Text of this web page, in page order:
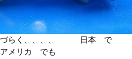
らく、、、、 日本 で
リカ でも